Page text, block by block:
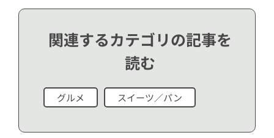
関連するカテゴリの記事を
読む
グルメ スイーツ／パン